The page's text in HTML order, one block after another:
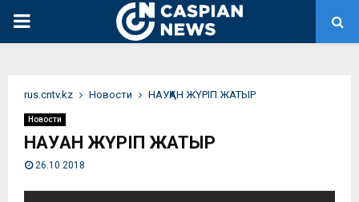
PRIMARY
rus.cntv.kz Новости НАУҚАН ЖҮРІП ЖАТЫР
Новости
НАУҚАН ЖҮРІП ЖАТЫР
26.10.2018